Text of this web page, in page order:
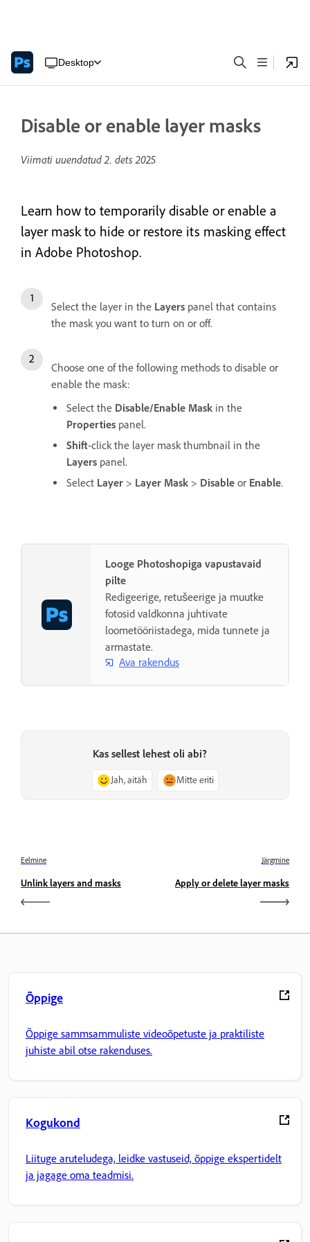
Desktop
Disable or enable layer masks
Viimati uuendatud2. dets 2025
Learn how to temporarily disable or enable a
layer mask to hide or restore its masking effect
in Adobe Photoshop.
Select the layer in the Layers panel that contains
the mask you want to turn on or off.
Choose one of the following methods to disable or
enable the mask:
Select the Disable/Enable Mask in the
Properties panel.
Shift-click the layer mask thumbnail in the
Layers panel.
Select Layer > Layer Mask > Disable or Enable.
Looge Photoshopiga vapustavaid
pilte
Redigeerige, retušeerige ja muutke
fotosid valdkonna juhtivate
loometööriistadega, mida tunnete ja
armastate.
Ava rakendus
Kas sellest lehest oli abi?
Jah, aitäh Mitte eriti
Eelmine
Unlink layers and masks
Järgmine
Apply or delete layer masks
Õppige
Õppige sammsammuliste videoõpetuste ja praktiliste
juhiste abil otse rakenduses.
Kogukond
Liituge aruteludega, leidke vastuseid, õppige ekspertidelt
ja jagage oma teadmisi.